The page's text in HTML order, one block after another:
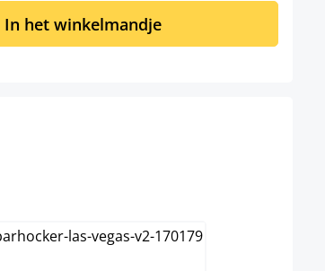
de gewenste hoeveelheid in
In het winkelmandje
niet beschikbaar.)